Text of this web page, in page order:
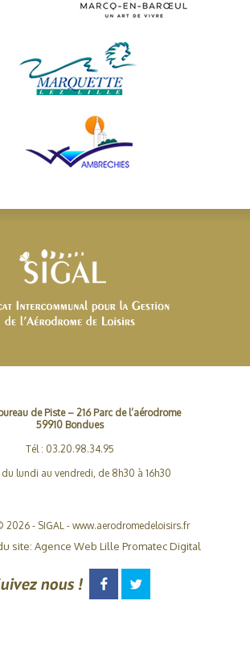
de Piste – 216 Parc de l’aérodrome
59910 Bondues
Tél : 03.20.98.34.95
du lundi au vendredi, de 8h30 à 16h30
2026 - SIGAL - www.aerodromedeloisirs.fr
site: Agence Web Lille Promatec Digital